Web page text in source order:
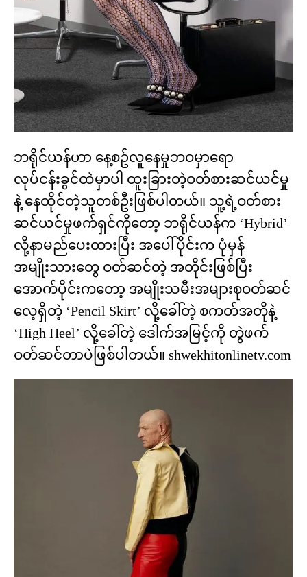
ဘရိုင်ယန်ဟာ နေ့စဥ်လူနေမှုဘဝမှာရော
လုပ်ငန်းခွင်ထဲမှာပါ ထူးခြားတဲ့ဝတ်စားဆင်ယင်မှု
နဲ့ နေထိုင်တဲ့သူတစ်ဦးဖြစ်ပါတယ်။ သူ့ရဲ့ဝတ်စား
ဆင်ယင်မှုဖက်ရှင်ကိုတော့ ဘရိုင်ယန်က ‘Hybrid’
လို့နာမည်ပေးထားပြီး အပေါ်ပိုင်းက ပုံမှန်
အမျိုးသားတွေ ဝတ်ဆင်တဲ့ အတိုင်းဖြစ်ပြီး
အောက်ပိုင်းကတော့ အမျိုးသမီးအများစုဝတ်ဆင်
လေ့ရှိတဲ့ ‘Pencil Skirt’ လို့ခေါ်တဲ့ စကတ်အတိုနဲ့
‘High Heel’ လို့ခေါ်တဲ့ ဒေါက်အမြင့်ကို တွဲဖက်
ဝတ်ဆင်တာပဲဖြစ်ပါတယ်။ shwekhitonlinetv.com